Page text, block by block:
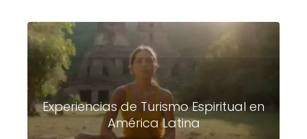
Experiencias de Turismo Espiritual en
América Latina